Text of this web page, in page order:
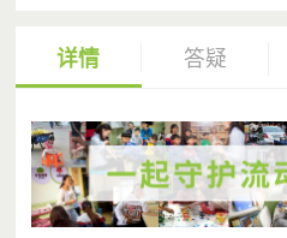
详情 答疑